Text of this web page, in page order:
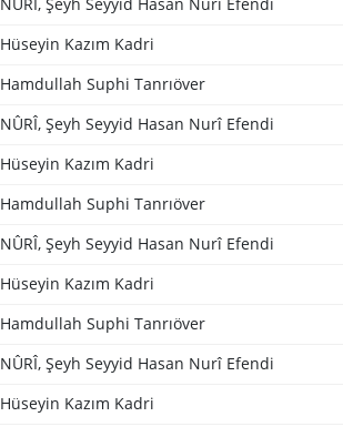
Hüseyin Kazım Kadri
Hamdullah Suphi Tanrıöver
NÛRÎ, Şeyh Seyyid Hasan Nurî Efendi
Hüseyin Kazım Kadri
Hamdullah Suphi Tanrıöver
NÛRÎ, Şeyh Seyyid Hasan Nurî Efendi
Hüseyin Kazım Kadri
Hamdullah Suphi Tanrıöver
NÛRÎ, Şeyh Seyyid Hasan Nurî Efendi
Hüseyin Kazım Kadri